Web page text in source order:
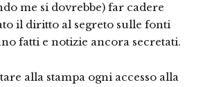
me si dovrebbe) far cadere
il diritto al segreto sulle fonti
fatti e notizie ancora secretati.
alla stampa ogni accesso alla